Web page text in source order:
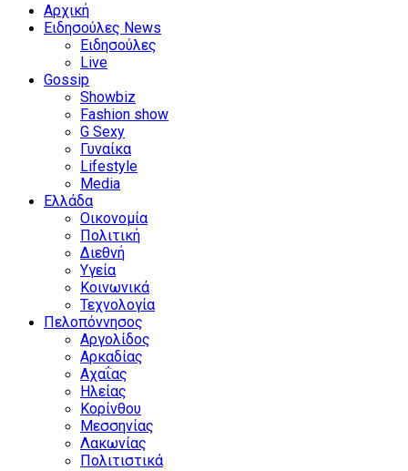
Αρχική
Ειδησούλες News
Ειδησούλες
Live
Gossip
Showbiz
Fashion show
G Sexy
Γυναίκα
Lifestyle
Media
Ελλάδα
Οικονομία
Πολιτική
Διεθνή
Υγεία
Κοινωνικά
Τεχνολογία
Πελοπόννησος
Αργολίδος
Αρκαδίας
Αχαΐας
Ηλείας
Κορίνθου
Μεσσηνίας
Λακωνίας
Πολιτιστικά